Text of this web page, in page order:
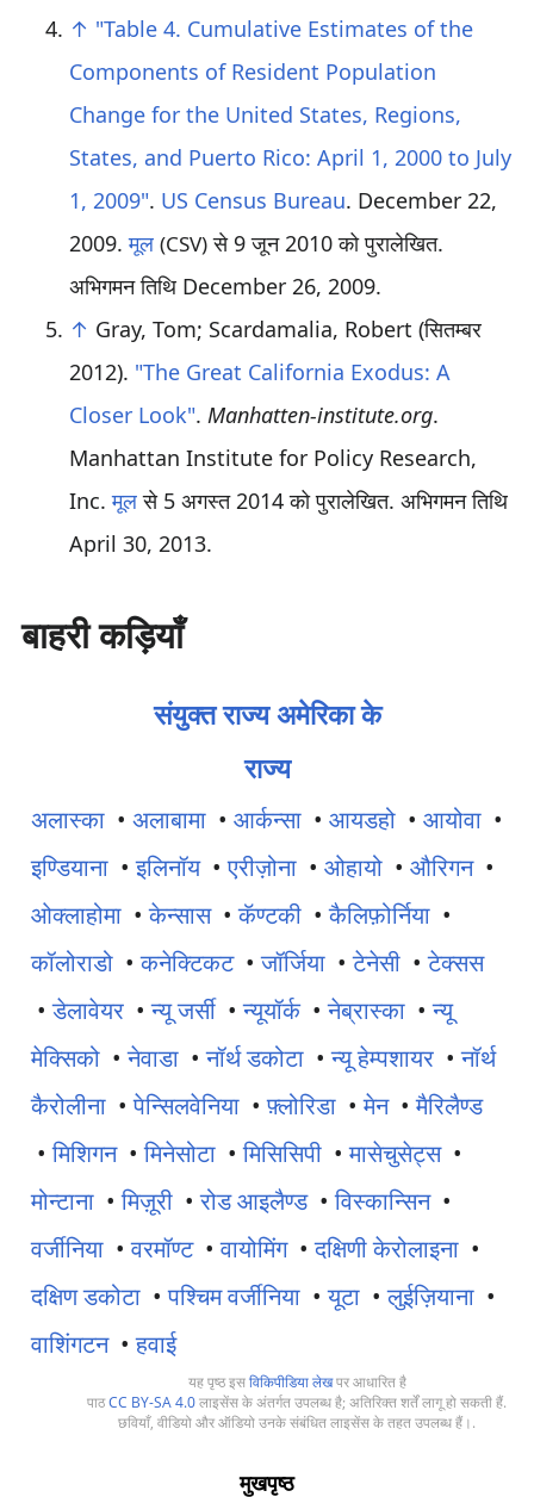
↑ "Table 4. Cumulative Estimates of the
Components of Resident Population
Change for the United States, Regions,
States, and Puerto Rico: April 1, 2000 to July
1, 2009". US Census Bureau. December 22,
2009.मूल (CSV)से 9 जून 2010 को पुरालेखित.
अभिगमन तिथि December 26, 2009.
↑ Gray, Tom; Scardamalia, Robert (सितम्बर
2012). "The Great California Exodus: A
Closer Look". Manhatten-institute.org.
Manhattan Institute for Policy Research,
Inc.मूलसे 5 अगस्त 2014 को पुरालेखित. अभिगमन तिथि
April 30, 2013.
बाहरी कड़ियाँ
संयुक्त राज्य अमेरिका के
राज्य
अलास्का • अलाबामा • आर्कन्सा • आयडहो • आयोवा •
इण्डियाना •इलिनॉय•एरीज़ोना • ओहायो • औरिगन•
ओक्लाहोमा •केन्सास•कॅण्टकी •कैलिफ़ोर्निया •
कॉलोराडो •कनेक्टिकट•जॉर्जिया •टेनेसी •टेक्सस
•डेलावेयर •न्यू जर्सी•न्यूयॉर्क•नेब्रास्का •न्यू
मेक्सिको •नेवाडा •नॉर्थ डकोटा •न्यू हेम्पशायर •नॉर्थ
कैरोलीना •पेन्सिलवेनिया •फ़्लोरिडा •मेन•मैरिलैण्ड
•मिशिगन•मिनेसोटा •मिसिसिपी •मासेचुसेट्स•
मोन्टाना •मिज़ूरी •रोड आइलैण्ड•विस्कान्सिन•
वर्जीनिया •वरमॉण्ट•वायोमिंग•दक्षिणी केरोलाइना •
दक्षिण डकोटा •पश्चिम वर्जीनिया •यूटा •लुईज़ियाना •
वाशिंगटन•हवाई
यह पृष्ठ इसविकिपीडिया लेखपर आधारित है
पाठCC BY-SA 4.0लाइसेंस के अंतर्गत उपलब्ध है; अतिरिक्त शर्तें लागू हो सकती हैं.
छवियाँ, वीडियो और ऑडियो उनके संबंधित लाइसेंस के तहत उपलब्ध हैं।.
मुखपृष्ठ